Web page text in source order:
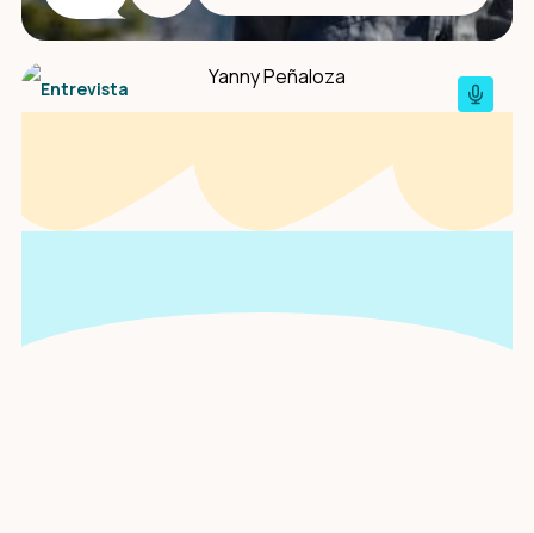
Entrevista